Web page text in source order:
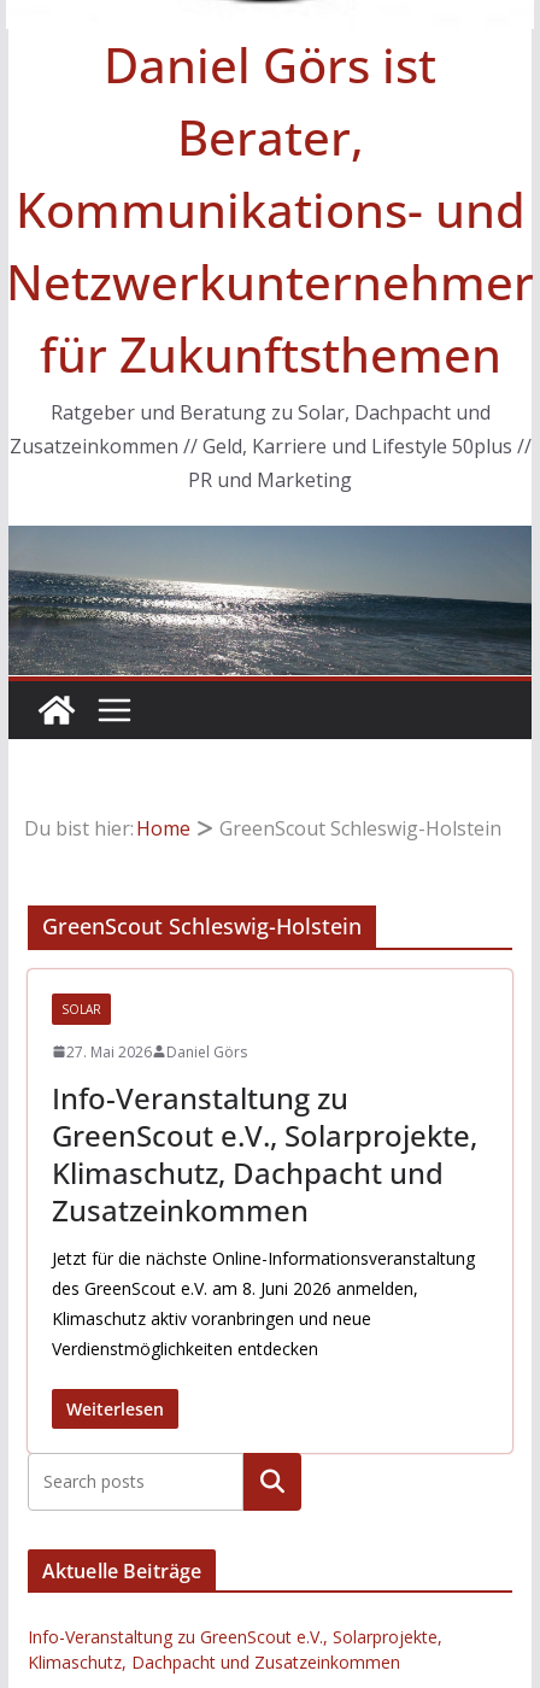
Daniel Görs ist
Berater,
Kommunikations- und
Netzwerkunternehmer
für Zukunftsthemen
Ratgeber und Beratung zu Solar, Dachpacht und
Zusatzeinkommen // Geld, Karriere und Lifestyle 50plus //
PR und Marketing
Du bist hier:Home GreenScout Schleswig-Holstein
GreenScout Schleswig-Holstein
SOLAR
27. Mai 2026 Daniel Görs
Info-Veranstaltung zu
GreenScout e.V., Solarprojekte,
Klimaschutz, Dachpacht und
Zusatzeinkommen
Jetzt für die nächste Online-Informationsveranstaltung
des GreenScout e.V. am 8. Juni 2026 anmelden,
Klimaschutz aktiv voranbringen und neue
Verdienstmöglichkeiten entdecken
Weiterlesen
Suchen
Aktuelle Beiträge
Info-Veranstaltung zu GreenScout e.V., Solarprojekte,
Klimaschutz, Dachpacht und Zusatzeinkommen